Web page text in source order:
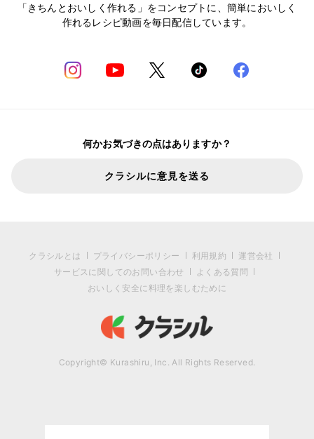
「きちんとおいしく作れる」をコンセプトに、簡単においしく
作れるレシピ動画を毎日配信しています。
何かお気づきの点はありますか？
クラシルに意見を送る
クラシルとは プライバシーポリシー 利用規約
運営会社
サービスに関してのお問い合わせ
よくある質問
おいしく安全に料理を楽しむために
Copyright© Kurashiru, Inc. All Rights Reserved.